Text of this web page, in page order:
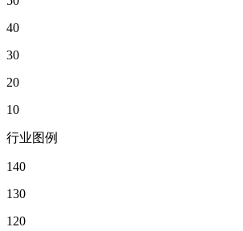
40
30
20
10
行业图例
140
130
120